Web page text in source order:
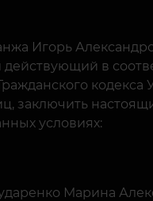
Игорь
в
заключить
условиях:
Марина